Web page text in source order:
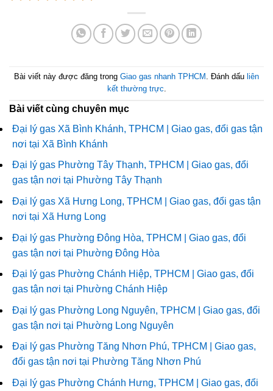
Bài viết này được đăng trong Giao gas nhanh TPHCM . Đánh dấu liên
kết thường trực.
Bài viết cùng chuyên mục
Đại lý gas Xã Bình Khánh, TPHCM | Giao gas, đổi gas tận
nơi tại Xã Bình Khánh
Đại lý gas Phường Tây Thạnh, TPHCM | Giao gas, đổi
gas tận nơi tại Phường Tây Thạnh
Đại lý gas Xã Hưng Long, TPHCM | Giao gas, đổi gas tận
nơi tại Xã Hưng Long
Đại lý gas Phường Đông Hòa, TPHCM | Giao gas, đổi
gas tận nơi tại Phường Đông Hòa
Đại lý gas Phường Chánh Hiệp, TPHCM | Giao gas, đổi
gas tận nơi tại Phường Chánh Hiệp
Đại lý gas Phường Long Nguyên, TPHCM | Giao gas, đổi
gas tận nơi tại Phường Long Nguyên
Đại lý gas Phường Tăng Nhơn Phú, TPHCM | Giao gas,
đổi gas tận nơi tại Phường Tăng Nhơn Phú
Đại lý gas Phường Chánh Hưng, TPHCM | Giao gas, đổi